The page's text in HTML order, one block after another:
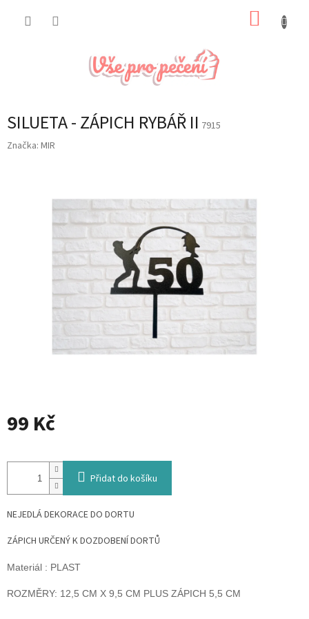
SILUETA - ZÁPICH RYBÁŘ II 7915
Značka: MIR
99 Kč
cena:
Přidat do košíku
NEJEDLÁ DEKORACE DO DORTU
ZÁPICH URČENÝ K DOZDOBENÍ DORTŮ
Materiál : PLAST
ROZMĚRY: 12,5 CM X 9,5 CM PLUS ZÁPICH 5,5 CM